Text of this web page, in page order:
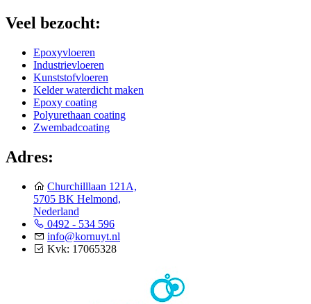
Veel bezocht:
Epoxyvloeren
Industrievloeren
Kunststofvloeren
Kelder waterdicht maken
Epoxy coating
Polyurethaan coating
Zwembadcoating
Adres:
Churchilllaan 121A,
5705 BK Helmond,
Nederland
0492 - 534 596
info@kornuyt.nl
Kvk: 17065328